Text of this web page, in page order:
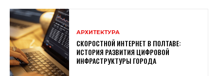
АРХИТЕКТУРА
СКОРОСТНОЙ ИНТЕРНЕТ В ПОЛТАВЕ:
ИСТОРИЯ РАЗВИТИЯ ЦИФРОВОЙ
ИНФРАСТРУКТУРЫ ГОРОДА